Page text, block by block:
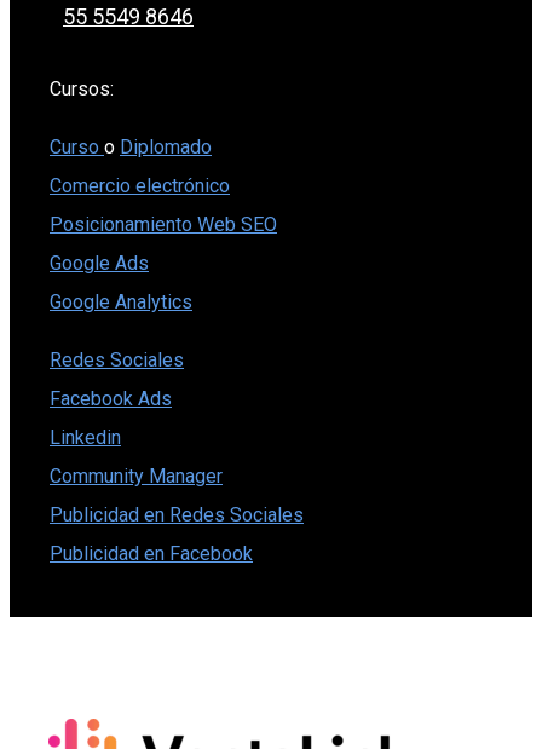
55 5549 8646
Cursos:
Curso o Diplomado
Comercio electrónico
Posicionamiento Web SEO
Google Ads
Google Analytics
Redes Sociales
Facebook Ads
Linkedin
Community Manager
Publicidad en Redes Sociales
Publicidad en Facebook